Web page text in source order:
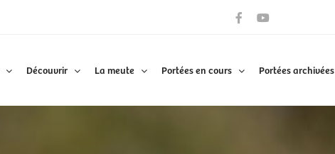
Facebook
Découvrir La meute Portées en cours Portées archivées